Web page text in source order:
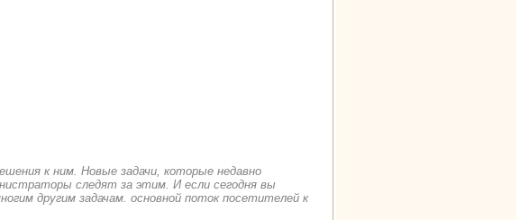
к ним. Новые задачи, которые недавно
следят за этим. И если сегодня вы
другим задачам. основной поток посетителей к